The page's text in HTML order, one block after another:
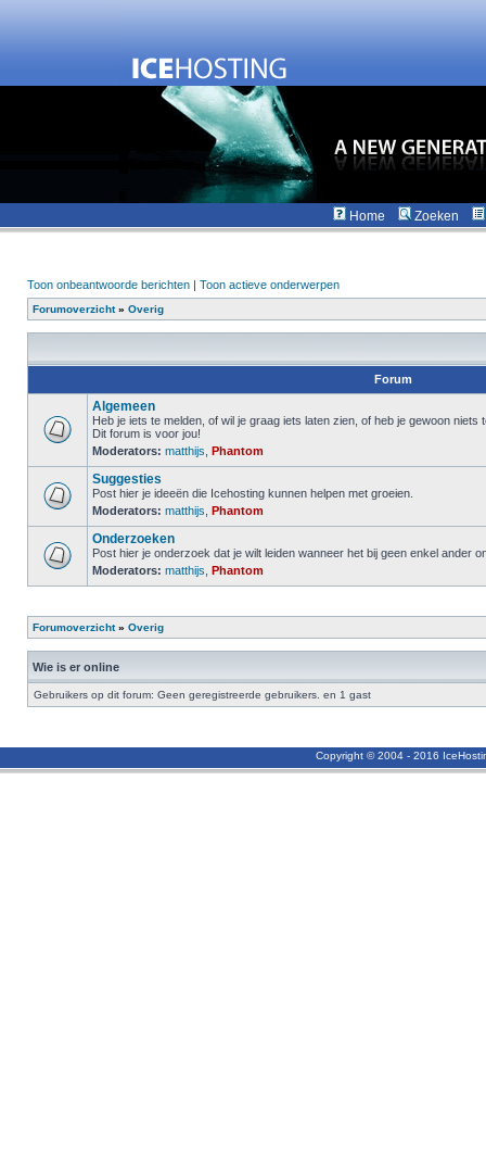
Home Zoeken
Toon onbeantwoorde berichten | Toon actieve onderwerpen
Forumoverzicht» Overig
Forum
Algemeen
Heb je iets te melden, of wil je graag iets laten zien, of heb je gewoon niets
Dit forum is voor jou!
Moderators: matthijs Phantom
Suggesties
Post hier je ideeën die Icehosting kunnen helpen met groeien.
Moderators: matthijs Phantom
Onderzoeken
Post hier je onderzoek dat je wilt leiden wanneer het bij geen enkel ander
Moderators: matthijs Phantom
Forumoverzicht» Overig
Wie is er online
Gebruikers op dit forum: Geen geregistreerde gebruikers. en 1 gast
Copyright © 2004 - 2016